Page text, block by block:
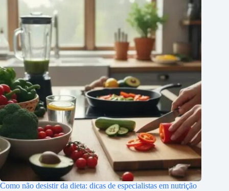
Como não desistir da dieta: dicas de especialistas em nutrição